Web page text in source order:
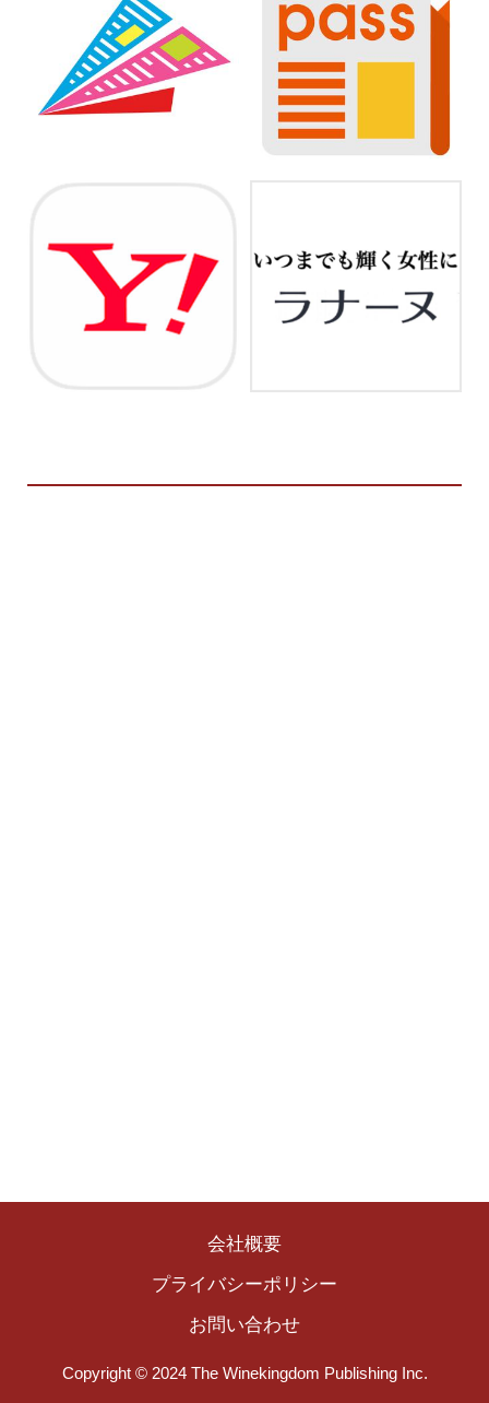
会社概要
プライバシーポリシー
お問い合わせ
Copyright © 2024 The Winekingdom Publishing Inc.